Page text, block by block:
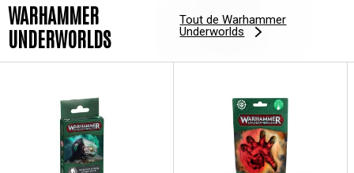
WARHAMMER
UNDERWORLDS
Tout de Warhammer
Underworlds